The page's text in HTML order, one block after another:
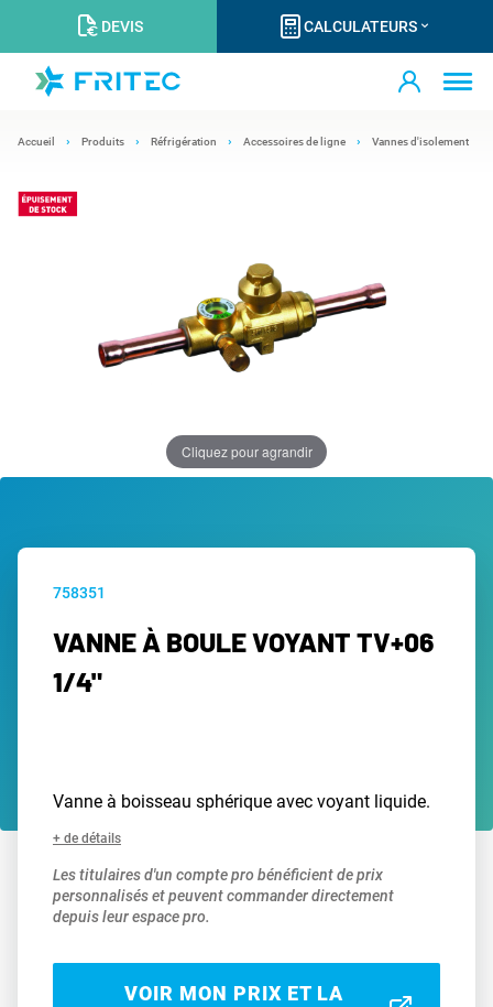
DEVIS CALCULATEURS
Accueil Produits Réfrigération Accessoires de ligne Vannes d'isolement
Cliquez pour agrandir
758351
VANNE À BOULE VOYANT TV+06
1/4"
Vanne à boisseau sphérique avec voyant liquide.
+ de détails
Les titulaires d'un compte pro bénéficient de prix
personnalisés et peuvent commander directement
depuis leur espace pro.
VOIR MON PRIX ET LA